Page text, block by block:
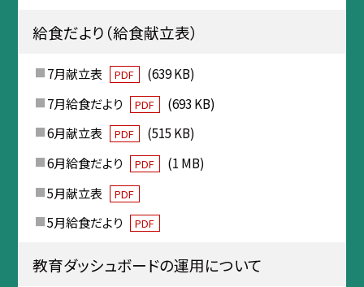
給食だより（給食献立表）
7月献立表 PDF
(639 KB)
7月給食だより
PDF
(693 KB)
6月献立表
PDF
(515 KB)
6月給食だより
PDF
(1 MB)
5月献立表
PDF
5月給食だより PDF
教育ダッシュボードの運用について